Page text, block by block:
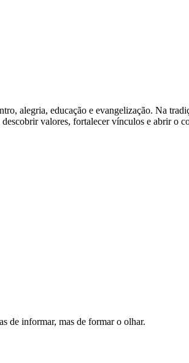
alegria, educação e evangelização. Na
valores, fortalecer vínculos e abrir o
de informar, mas de formar o olhar.